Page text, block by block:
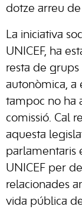
dotze arreu de
La iniciativa
UNICEF, ha
resta de
autonòmica, a
tampoc no ha
comissió. Cal
aquesta
parlamentaris
UNICEF per
relacionades
vida pública